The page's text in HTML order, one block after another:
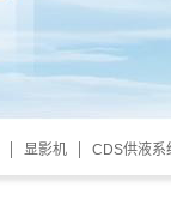
显影机 CDS供液系